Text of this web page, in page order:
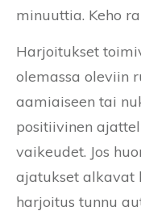
minuuttia. Keho
Harjoitukset
olemassa oleviin
aamiaiseen tai
positiivinen
vaikeudet. Jos
ajatukset alkavat
harjoitus tunnu